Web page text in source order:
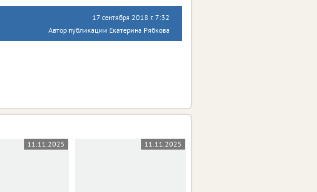
17 сентября 2018 г. 7:32
Автор публикации Екатерина Рябкова
11.11.2025 11.11.2025